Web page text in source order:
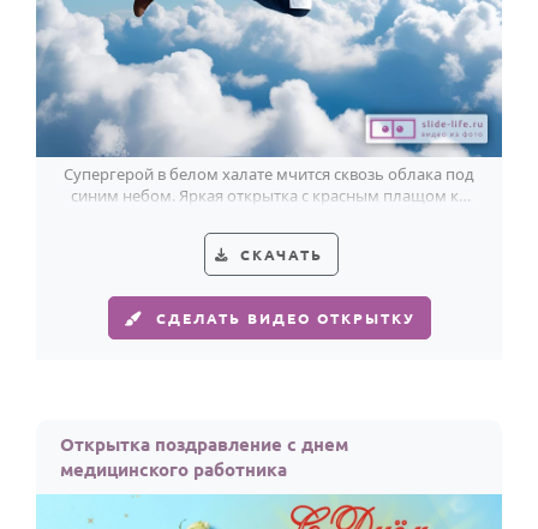
Супергерой в белом халате мчится сквозь облака под
синим небом. Яркая открытка с красным плащом ко
СКАЧАТЬ
СДЕЛАТЬ ВИДЕО ОТКРЫТКУ
Открытка поздравление с днем
медицинского работника